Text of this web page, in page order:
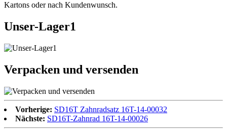
Kartons oder nach Kundenwunsch.
Unser-Lager1
Verpacken und versenden
Vorherige: SD16T Zahnradsatz 16T-14-00032
Nächste: SD16T-Zahnrad 16T-14-00026